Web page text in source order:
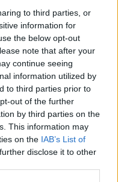
to third parties, or
information for
the below opt-out
note that after your
continue seeing
information utilized by
to third parties prior to
out of the further
by third parties on the
This information may
on the IAB’s List of
disclose it to other
της
α' τριμήνου στα